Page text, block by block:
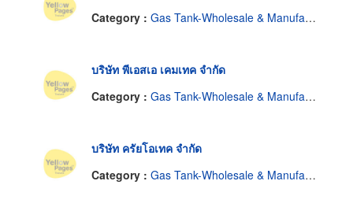
Category : Gas Tank-Wholesale & Manufacturers
บริษัท พีเอสเอ เคมเทค จำกัด
Category : Gas Tank-Wholesale & Manufacturers
บริษัท ครัยโอเทค จำกัด
Category : Gas Tank-Wholesale & Manufacturers